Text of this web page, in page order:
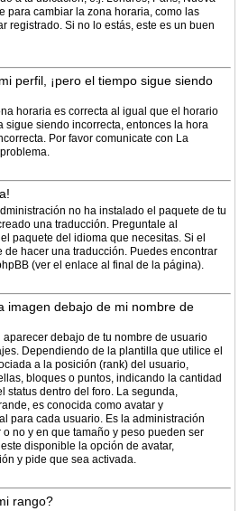
para cambiar la zona horaria, como las
registrado. Si no lo estás, este es un buen
perfil, ¡pero el tiempo sigue siendo
horaria es correcta al igual que el horario
sigue siendo incorrecta, entonces la hora
Por favor comunicate con La
no ha instalado el paquete de tu
una traducción. Preguntale al
paquete del idioma que necesitas. Si el
de hacer una traducción. Puedes encontrar
(ver el enlace al final de la página).
imagen debajo de mi nombre de
debajo de tu nombre de usuario
Dependiendo de la plantilla que utilice el
a la posición (rank) del usuario,
bloques o puntos, indicando la cantidad
status dentro del foro. La segunda,
es conocida como avatar y
para cada usuario. Es la administración
no y en que tamaño y peso pueden ser
disponible la opción de avatar,
y pide que sea activada.
rango?